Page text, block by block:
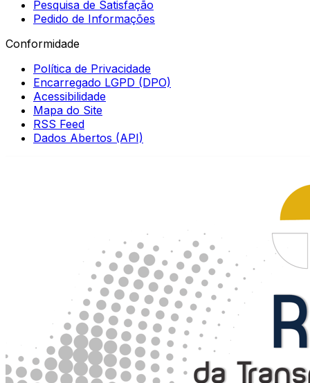
Pesquisa de Satisfação
Pedido de Informações
Conformidade
Política de Privacidade
Encarregado LGPD (DPO)
Acessibilidade
Mapa do Site
RSS Feed
Dados Abertos (API)